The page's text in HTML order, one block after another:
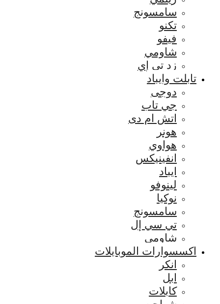
سامسونج
تكنو
فيفو
شاومي
زد تي إي
تابلت وايباد
دوجى
جي تاب
اتش ام دى
هونر
هواوي
انفينيكس
ايباد
لينوفو
نوكيا
سامسونج
تي سي إل
شاومي
اكسسوارات الموبايلات
انكر
ابل
كابلات